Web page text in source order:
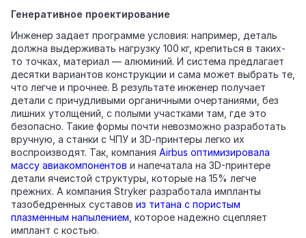
Генеративное проектирование
Инженер задает программе условия: например, деталь
должна выдерживать нагрузку 100 кг, крепиться в таких-
то точках, материал — алюминий. И система предлагает
десятки вариантов конструкции и сама может выбрать те,
что легче и прочнее. В результате инженер получает
детали с причудливыми органичными очертаниями, без
лишних утолщений, с полыми участками там, где это
безопасно. Такие формы почти невозможно разработать
вручную, а станки с ЧПУ и 3D‑принтеры легко их
воспроизводят. Так, компания Airbus оптимизировала
массу авиакомпонентов и напечатала на 3D-принтере
детали ячеистой структуры, которые на 15% легче
прежних. А компания Stryker разработала импланты
тазобедренных суставов из титана с пористым
плазменным напылением , которое надежно сцепляет
имплант с костью.